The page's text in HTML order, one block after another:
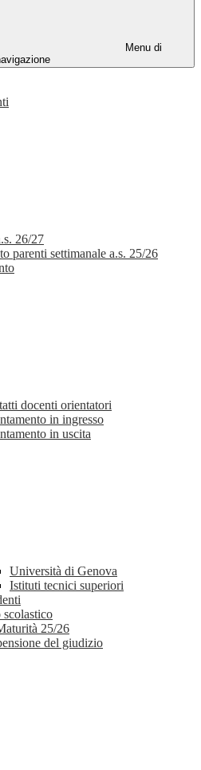
Menu di
26/27
parenti settimanale a.s. 25/26
docenti orientatori
in ingresso
in uscita
Università di Genova
Istituti tecnici superiori
scolastico
25/26
del giudizio